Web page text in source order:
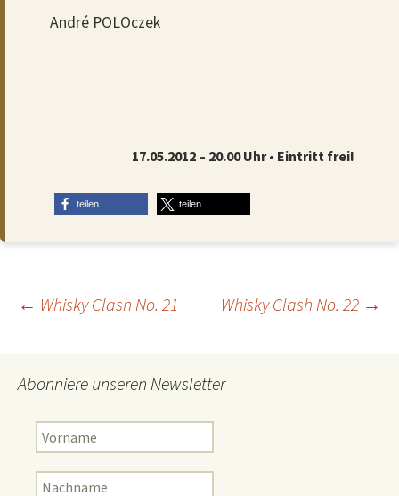
André POLOczek
17.05.2012 – 20.00 Uhr • Eintritt frei!
teilen teilen
Beitragsnavigation
← Whisky Clash No. 21 Whisky Clash No. 22 →
Abonniere unseren Newsletter